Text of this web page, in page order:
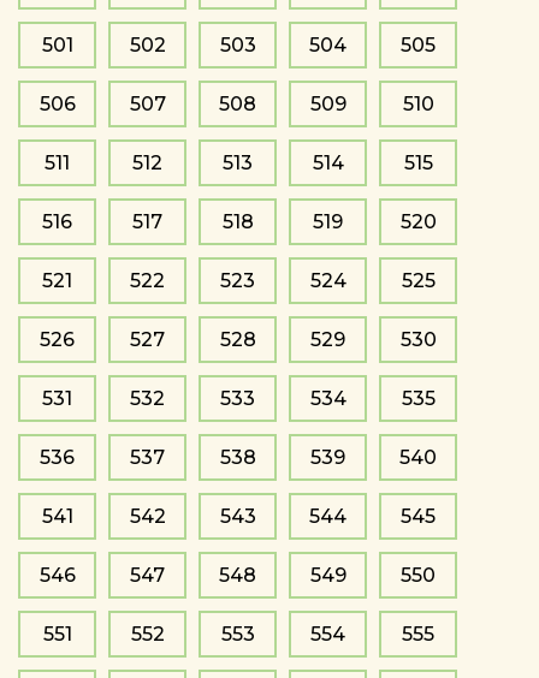
501 502 503 504 505
506 507 508 509 510
511 512 513 514 515
516 517 518 519 520
521 522 523 524 525
526 527 528 529 530
531 532 533 534 535
536 537 538 539 540
541 542 543 544 545
546 547 548 549 550
551 552 553 554 555